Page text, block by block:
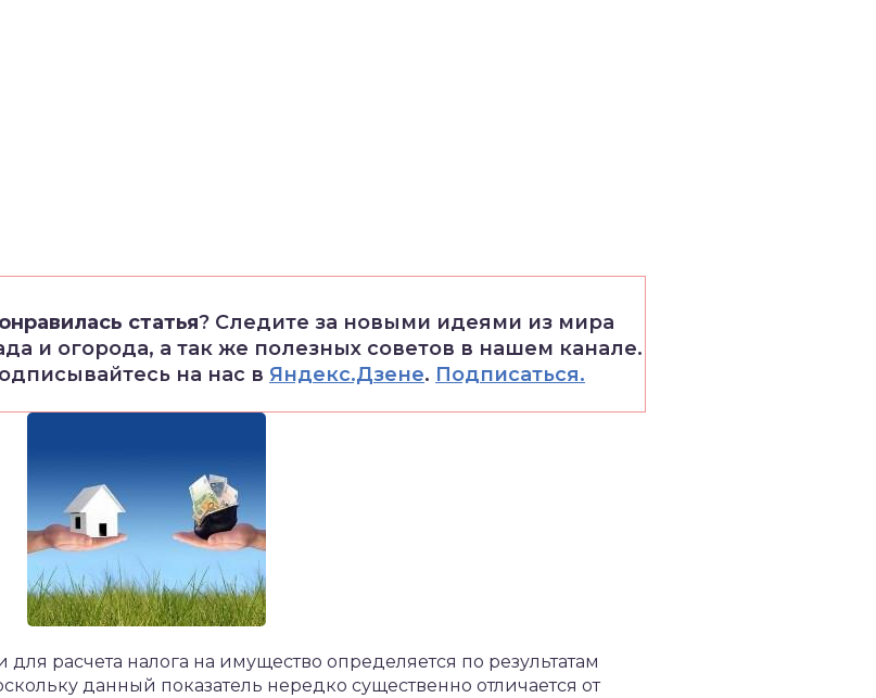
статья? Следите за новыми идеями из мира
и огорода, а так же полезных советов в нашем канале.
на нас в Яндекс.Дзене. Подписаться.
расчета налога на имущество определяется по результатам
данный показатель нередко существенно отличается от